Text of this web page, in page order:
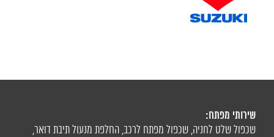
שירותי מפתח:
שכפול שלט לחניה, שכפול מפתח לרכב, החלפת מנעול תיבת דואר,